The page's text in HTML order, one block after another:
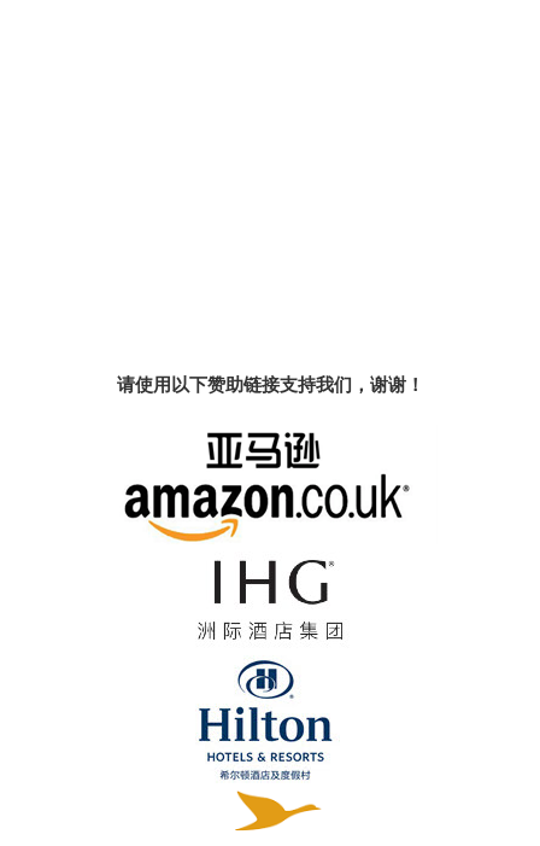
请使用以下赞助链接支持我们，谢谢！